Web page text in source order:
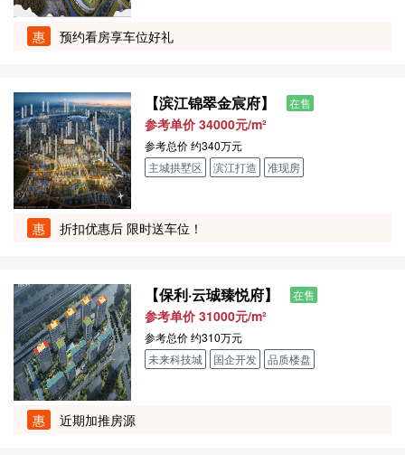
惠 预约看房享车位好礼
【滨江锦翠金宸府】 在售
参考单价 34000元/m²
参考总价约340万元
主城拱墅区
滨江打造 准现房
惠 折扣优惠后 限时送车位！
【保利·云珹臻悦府】 在售
参考单价 31000元/m²
参考总价约310万元
未来科技城
国企开发 品质楼盘
惠 近期加推房源